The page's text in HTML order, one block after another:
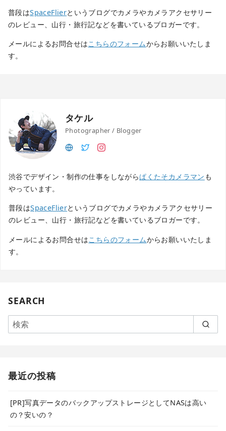
普段はSpaceFlierというブログでカメラやカメラアクセサリー
のレビュー、山行・旅行記などを書いているブロガーです。
メールによるお問合せはこちらのフォームからお願いいたしま
す。
タケル
Photographer / Blogger
渋谷でデザイン・制作の仕事をしながらぱくたそカメラマン も
やっています。
普段はSpaceFlierというブログでカメラやカメラアクセサリー
のレビュー、山行・旅行記などを書いているブロガーです。
メールによるお問合せはこちらのフォームからお願いいたしま
す。
SEARCH
最近の投稿
[PR]写真データのバックアップストレージとしてNASは高い
の？安いの？